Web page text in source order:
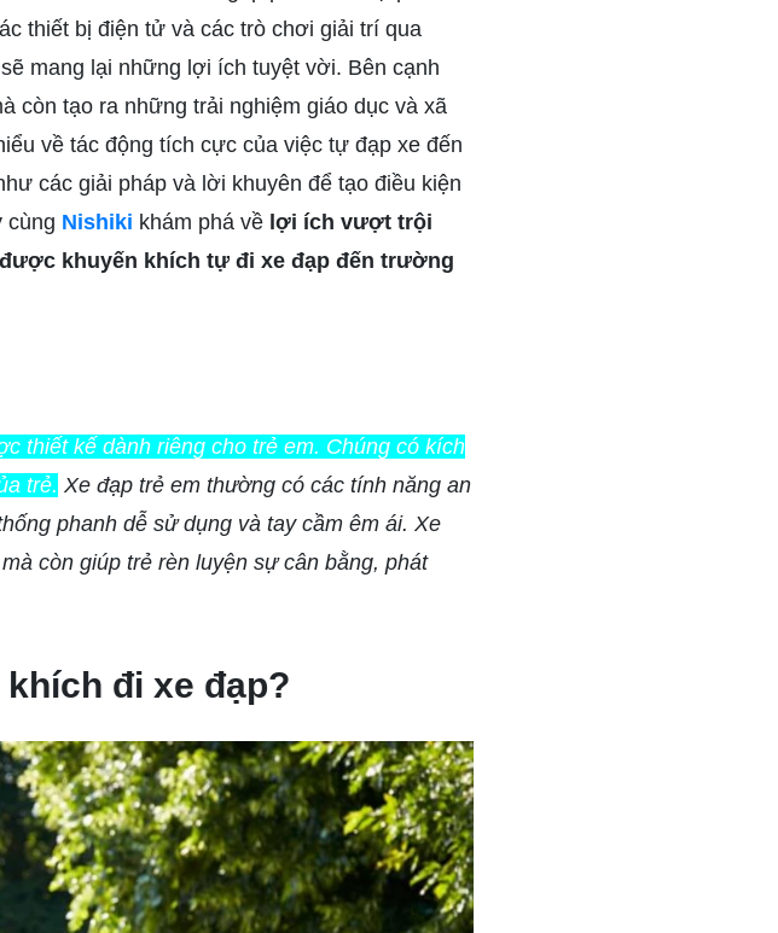
thiết bị điện tử và các trò chơi giải trí qua
mang lại những lợi ích tuyệt vời. Bên cạnh
còn tạo ra những trải nghiệm giáo dục và xã
về tác động tích cực của việc tự đạp xe đến
các giải pháp và lời khuyên để tạo điều kiện
cùng Nishiki khám phá về lợi ích vượt trội
khuyến khích tự đi xe đạp đến trường
thiết kế dành riêng cho trẻ em. Chúng có kích
trẻ. Xe đạp trẻ em thường có các tính năng an
phanh dễ sử dụng và tay cầm êm ái. Xe
còn giúp trẻ rèn luyện sự cân bằng, phát
đi xe đạp?